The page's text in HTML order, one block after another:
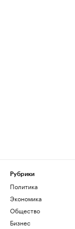
Рубрики
Политика
Экономика
Общество
Бизнес